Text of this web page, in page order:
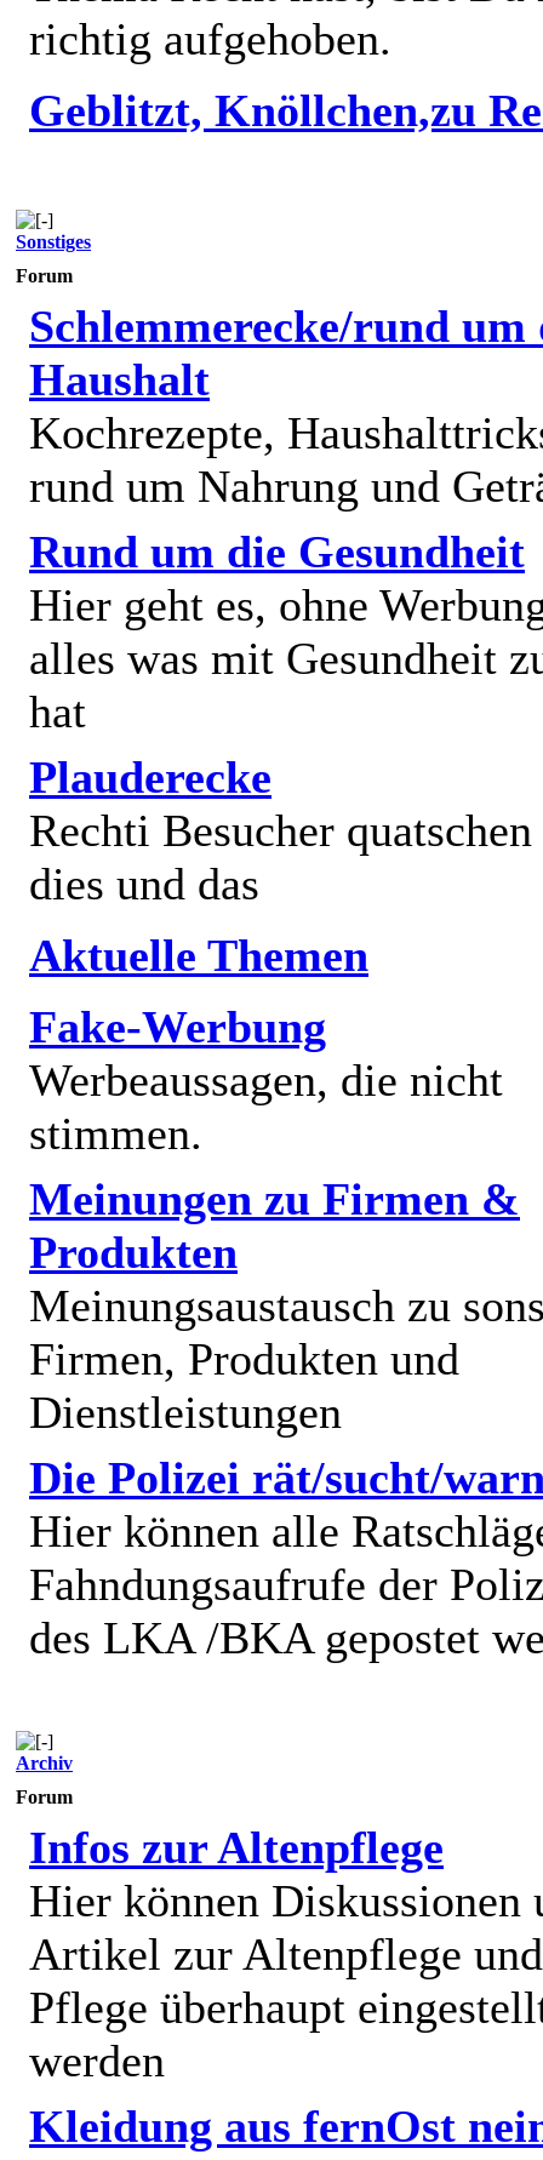
richtig aufgehoben.
Geblitzt, Knöllchen,zu
Sonstiges
Forum
Schlemmerecke/rund um
Haushalt
Kochrezepte,
rund um Nahrung und
Rund um die Gesundheit
Hier geht es, ohne
alles was mit Gesundheit
hat
Plauderecke
Rechti Besucher
dies und das
Aktuelle Themen
Fake-Werbung
Werbeaussagen, die nicht
stimmen.
Meinungen zu Firmen &
Produkten
Meinungsaustausch zu
Firmen, Produkten und
Dienstleistungen
Die Polizei rät/sucht/
Hier können alle
Fahndungsaufrufe der
des LKA /BKA gepostet
Archiv
Forum
Infos zur Altenpflege
Hier können Diskussionen
Artikel zur Altenpflege
Pflege überhaupt
werden
Kleidung aus fernOst